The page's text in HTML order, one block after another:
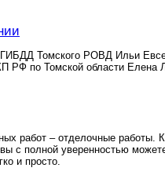
ГИБДД Томского РОВД Ильи
РФ по Томской области Елена
работ – отделочные работы.
с полной уверенностью
и просто.